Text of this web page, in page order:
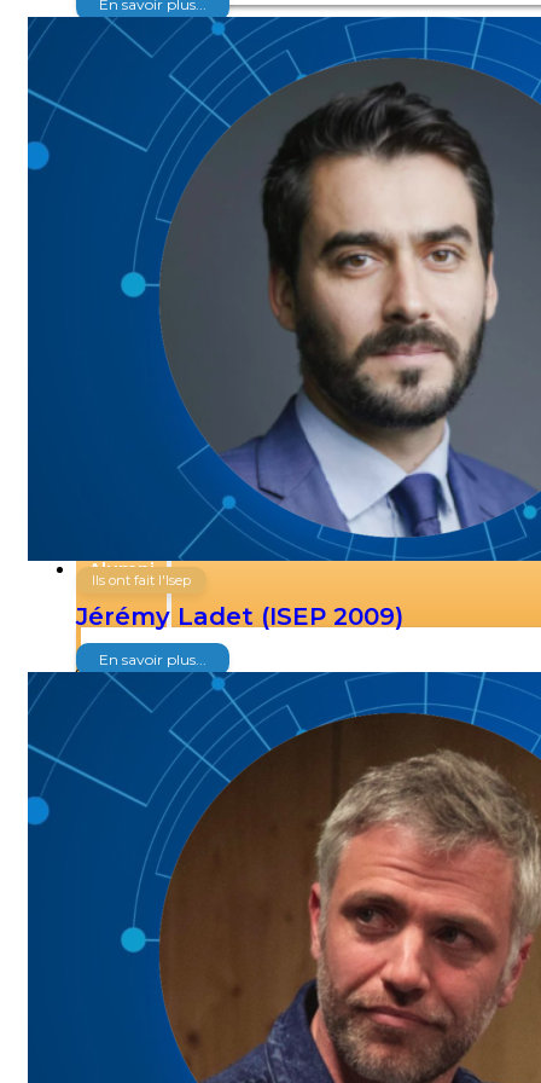
Carrières
Offres d’emploi / Stages / Alternance
Publier une offre d’emploi
Formation continue Isep
Aide à la recherche d’emploi
Alumni
Clubs
Interviews
Ils ont fait l’Isep
Paroles d’Alumni
Communauté Whatsapp
L’ingénieur Isep au fil des années
Événements
En savoir plus...
Ils ont fait l'Isep
Jérémy Ladet (ISEP 2009)
En savoir plus...